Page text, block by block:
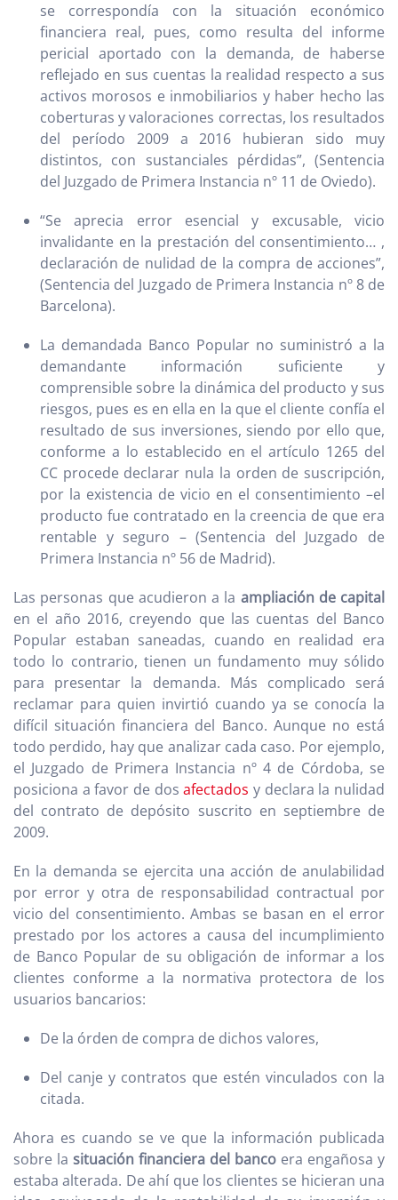
se correspondía con la situación económico
financiera real, pues, como resulta del informe
pericial aportado con la demanda, de haberse
reflejado en sus cuentas la realidad respecto a sus
activos morosos e inmobiliarios y haber hecho las
coberturas y valoraciones correctas, los resultados
del período 2009 a 2016 hubieran sido muy
distintos, con sustanciales pérdidas”, (Sentencia
del Juzgado de Primera Instancia nº 11 de Oviedo).
“Se aprecia error esencial y excusable, vicio
invalidante en la prestación del consentimiento… ,
declaración de nulidad de la compra de acciones”,
(Sentencia del Juzgado de Primera Instancia nº 8 de
Barcelona).
La demandada Banco Popular no suministró a la
demandante información suficiente y
comprensible sobre la dinámica del producto y sus
riesgos, pues es en ella en la que el cliente confía el
resultado de sus inversiones, siendo por ello que,
conforme a lo establecido en el artículo 1265 del
CC procede declarar nula la orden de suscripción,
por la existencia de vicio en el consentimiento –el
producto fue contratado en la creencia de que era
rentable y seguro – (Sentencia del Juzgado de
Primera Instancia nº 56 de Madrid).
Las personas que acudieron a la ampliación de capital
en el año 2016, creyendo que las cuentas del Banco
Popular estaban saneadas, cuando en realidad era
todo lo contrario, tienen un fundamento muy sólido
para presentar la demanda. Más complicado será
reclamar para quien invirtió cuando ya se conocía la
difícil situación financiera del Banco. Aunque no está
todo perdido, hay que analizar cada caso. Por ejemplo,
el Juzgado de Primera Instancia nº 4 de Córdoba, se
posiciona a favor de dosafectados y declara la nulidad
del contrato de depósito suscrito en septiembre de
2009.
En la demanda se ejercita una acción de anulabilidad
por error y otra de responsabilidad contractual por
vicio del consentimiento. Ambas se basan en el error
prestado por los actores a causa del incumplimiento
de Banco Popular de su obligación de informar a los
clientes conforme a la normativa protectora de los
usuarios bancarios:
De la órden de compra de dichos valores,
Del canje y contratos que estén vinculados con la
citada.
Ahora es cuando se ve que la información publicada
sobre la situación financiera del banco era engañosa y
estaba alterada. De ahí que los clientes se hicieran una